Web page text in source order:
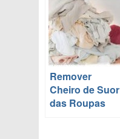
Remover
Cheiro de Suor
das Roupas